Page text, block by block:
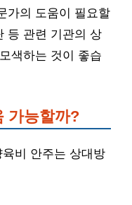
가의 도움이 필요할
등 관련 기관의 상
색하는 것이 좋습
가능할까?
비 안주는 상대방